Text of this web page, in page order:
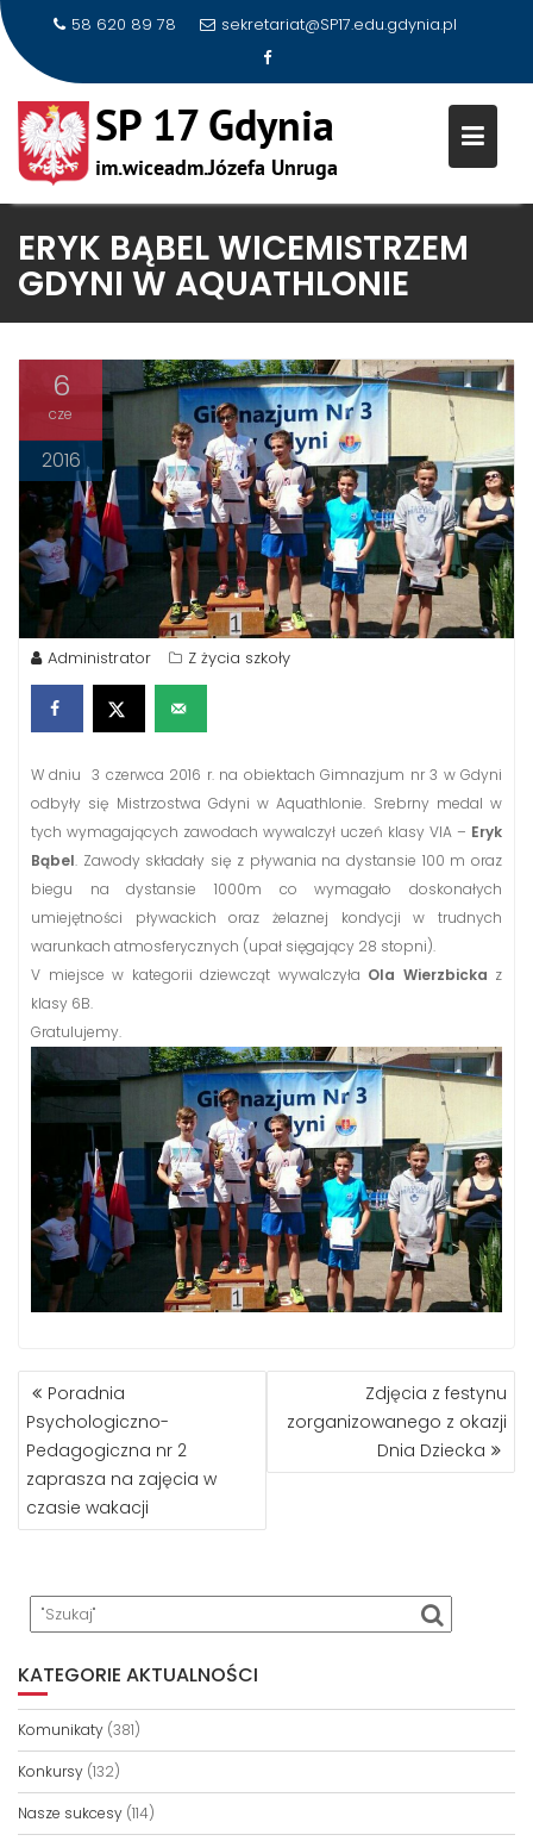
content
58 620 89 78 sekretariat@SP17.edu.gdynia.pl
ERYK BĄBEL WICEMISTRZEM
GDYNI W AQUATHLONIE
6
cze
2016
Administrator Z życia szkoły
W dniu 3 czerwca 2016 r. na obiektach Gimnazjum nr 3 w Gdyni
odbyły się Mistrzostwa Gdyni w Aquathlonie. Srebrny medal w
tych wymagających zawodach wywalczył uczeń klasy VIA – Eryk
Bąbel. Zawody składały się z pływania na dystansie 100 m oraz
biegu na dystansie 1000m co wymagało doskonałych
umiejętności pływackich oraz żelaznej kondycji w trudnych
warunkach atmosferycznych (upał sięgający 28 stopni).
V miejsce w kategorii dziewcząt wywalczyła Ola Wierzbicka z
klasy 6B.
Gratulujemy.
NAWIGACJA
WPISU
Poradnia
Psychologiczno-
Pedagogiczna nr 2
zaprasza na zajęcia w
czasie wakacji
Zdjęcia z festynu
zorganizowanego z okazji
Dnia Dziecka
KATEGORIE AKTUALNOŚCI
Komunikaty (381)
Konkursy (132)
Nasze sukcesy (114)